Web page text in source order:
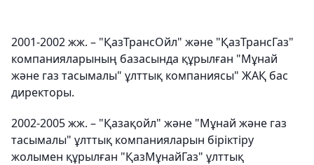
2001-2002 жж. – "ҚазТрансОйл" және "ҚазТрансГаз"
компанияларының базасында құрылған "Мұнай
және газ тасымалы" ұлттық компаниясы" ЖАҚ бас
директоры.
2002-2005 жж. – "Қазақойл" және "Мұнай және газ
тасымалы" ұлттық компанияларын біріктіру
жолымен құрылған "ҚазМұнайГаз" ұлттық